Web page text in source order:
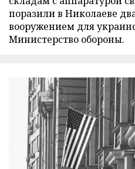
поразили в Николаеве
вооружением для
Министерство обороны.